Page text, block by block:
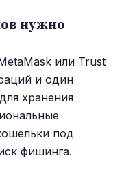
нужно
или Trust
и один
хранения
под
фишинга.